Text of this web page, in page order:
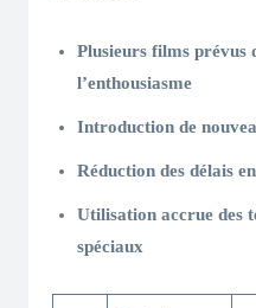
Plusieurs films prévus
l’enthousiasme
Introduction de
Réduction des délais
Utilisation accrue des
spéciaux